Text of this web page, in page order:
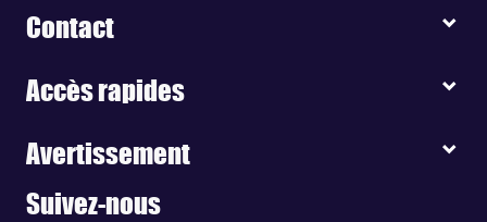
Contact
Accès rapides
Avertissement
Suivez-nous